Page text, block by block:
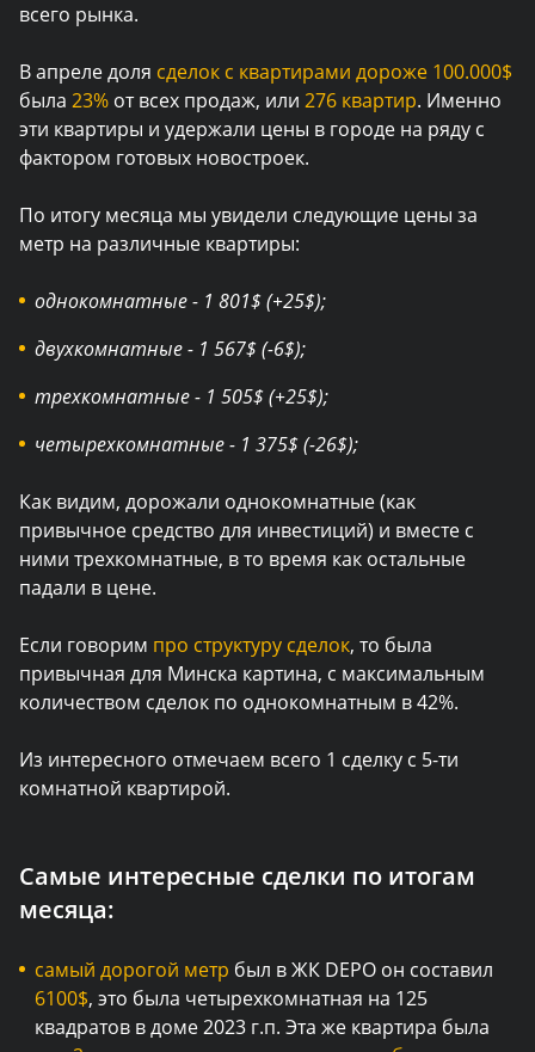
всего рынка.
В апреле доля сделок с квартирами дороже 100.000$
была 23% от всех продаж, или 276 квартир. Именно
эти квартиры и удержали цены в городе на ряду с
фактором готовых новостроек.
По итогу месяца мы увидели следующие цены за
метр на различные квартиры:
однокомнатные - 1 801$ (+25$);
двухкомнатные - 1 567$ (-6$);
трехкомнатные - 1 505$ (+25$);
четырехкомнатные - 1 375$ (-26$);
Как видим, дорожали однокомнатные (как
привычное средство для инвестиций) и вместе с
ними трехкомнатные, в то время как остальные
падали в цене.
Если говорим про структуру сделок, то была
привычная для Минска картина, с максимальным
количеством сделок по однокомнатным в 42%.
Из интересного отмечаем всего 1 сделку с 5-ти
комнатной квартирой.
Самые интересные сделки по итогам
месяца:
самый дорогой метр был в ЖК DEPO он составил
6100$, это была четырехкомнатная на 125
квадратов в доме 2023 г.п. Эта же квартира была